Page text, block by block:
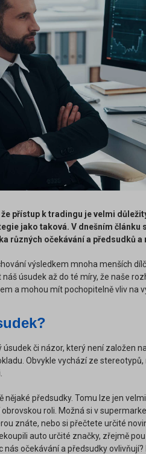
přístup k tradingu je velmi
jako taková. V dnešním článku
různých očekávání a předsudků
výsledkem mnoha menších
úsudek až do té míry, že naše
a mohou mít pochopitelně vliv na
či názor, který není založen
Obvykle vychází ze
nějaké předsudky. Tomu lze jen
roli. Možná si v
znáte, nebo si přečtete určité
auto určité značky, zřejmě
nás očekávání a předsudky